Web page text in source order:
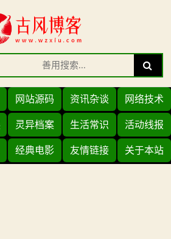
Search
for:
Search
网站源码 资讯杂谈 网络技术
灵异档案 生活常识 活动线报
经典电影 友情链接 关于本站